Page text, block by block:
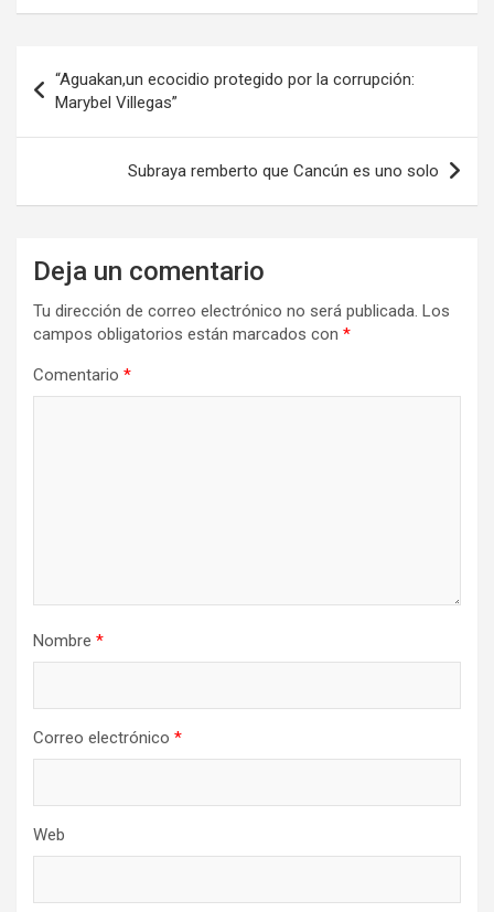
de
entradas
“Aguakan,un ecocidio protegido por la corrupción:
Marybel Villegas”
Subraya remberto que Cancún es uno solo
Deja un comentario
Tu dirección de correo electrónico no será publicada. Los
campos obligatorios están marcados con *
Comentario *
Nombre *
Correo electrónico *
Web